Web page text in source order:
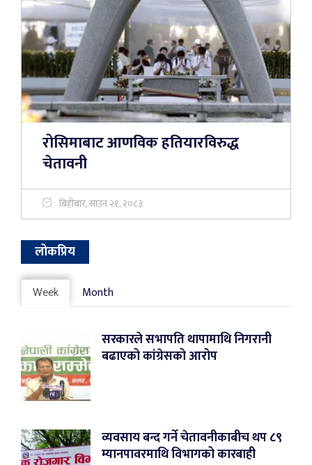
रोसिमाबाट आणविक हतियारविरुद्ध
चेतावनी
बिहीबार, साउन २१, २०८३
लोकप्रिय
Week Month
सरकारले सभापति थापामाथि निगरानी
बढाएको कांग्रेसको आरोप
व्यवसाय बन्द गर्ने चेतावनीकाबीच थप ८९
म्यानपावरमाथि विभागको कारबाही